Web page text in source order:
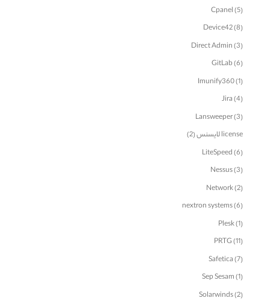
Cpanel(5)
Device42(8)
Direct Admin(3)
GitLab(6)
Imunify360(1)
Jira(4)
Lansweeper(3)
license لایسنس
(2)
LiteSpeed(6)
Nessus(3)
Network(2)
nextron systems(6)
Plesk(1)
PRTG(11)
Safetica(7)
Sep Sesam(1)
Solarwinds(2)